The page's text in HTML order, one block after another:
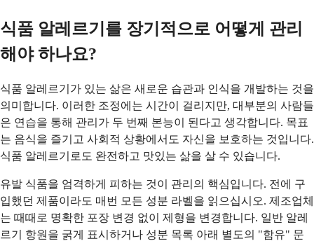
식품 알레르기를 장기적으로 어떻게 관리
해야 하나요?
식품 알레르기가 있는 삶은 새로운 습관과 인식을 개발하는 것을
의미합니다. 이러한 조정에는 시간이 걸리지만, 대부분의 사람들
은 연습을 통해 관리가 두 번째 본능이 된다고 생각합니다. 목표
는 음식을 즐기고 사회적 상황에서도 자신을 보호하는 것입니다.
식품 알레르기로도 완전하고 맛있는 삶을 살 수 있습니다.
유발 식품을 엄격하게 피하는 것이 관리의 핵심입니다. 전에 구
입했던 제품이라도 매번 모든 성분 라벨을 읽으십시오. 제조업체
는 때때로 명확한 포장 변경 없이 제형을 변경합니다. 일반 알레
르기 항원을 굵게 표시하거나 성분 목록 아래 별도의 "함유" 문